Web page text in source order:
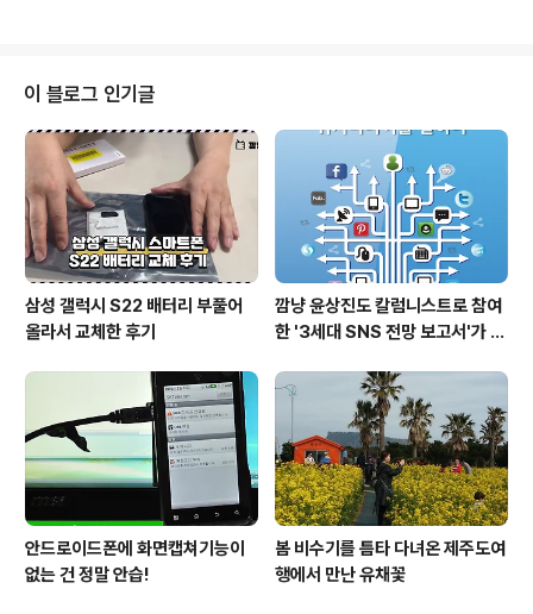
고 있다.또한 인기동영상 및 인기태그별 동영상 RSS서비스를 제공하고 있는 태
그스토리와 제휴하여, 태그스토리에서 서비스하고 있는 양질의 동영상 콘텐츠
를 엑스티비에서 동시에 서비스할 ..
이 블로그 인기글
삼성 갤럭시 S22 배터리 부풀어
올라서 교체한 후기
깜냥 윤상진도 칼럼니스트로 참여
한 '3세대 SNS 전망 보고서'가 발
안드로이드폰에 화면캡쳐기능이
없는 건 정말 안습!
봄 비수기를 틈타 다녀온 제주도여
행에서 만난 유채꽃